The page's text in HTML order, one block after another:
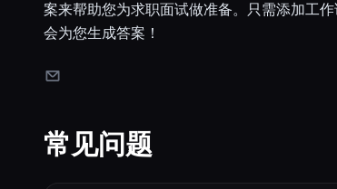
案来帮助您为求职面试做准备。只需添加工
会为您生成答案！
常见问题